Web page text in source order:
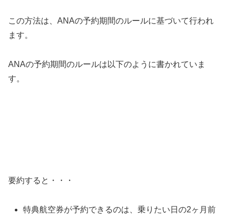
この方法は、ANAの予約期間のルールに基づいて行われ
ます。
ANAの予約期間のルールは以下のように書かれていま
す。
要約すると・・・
特典航空券が予約できるのは、乗りたい日の2ヶ月前